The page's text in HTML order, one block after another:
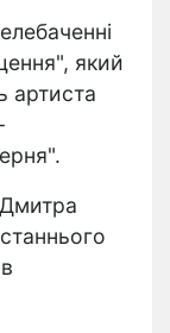
який
артиста